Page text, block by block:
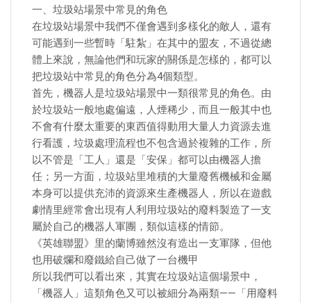
一、垃圾站場景中常見的角色
在垃圾站場景中我們不僅會遇到多樣化的敵人，還有
可能遇到一些暫時「駐紮」在其中的盟友，不過從總
體上來說，無論他們和玩家的關係是怎樣的，都可以
把垃圾站中常見的角色分為4個類型。
首先，機器人是垃圾站場景中一類很常見的角色。由
於垃圾站一般地處偏遠，人煙稀少，而且一般其中也
不會有什麼太重要的東西值得動用大量人力資源去進
行看護，垃圾處理流程也不包含過於複雜的工作，所
以不管是「工人」還是「安保」都可以由機器人擔
任；另一方面，垃圾站里堆積的大量廢舊機械和金屬
本身可以提供充沛的資源來生產機器人，所以在遊戲
劇情里經常會出現有人利用垃圾站的廢料製造了一支
屬於自己的機器人軍團，類似這樣的情節。
《英雄聯盟》里的蘭博雖然沒有造出一支軍隊，但他
也用破爛和廢鐵給自己做了一台機甲
所以我們可以看出來，其實在垃圾站這個場景中，
「機器人」這類角色又可以被細分為兩類——「用廢料